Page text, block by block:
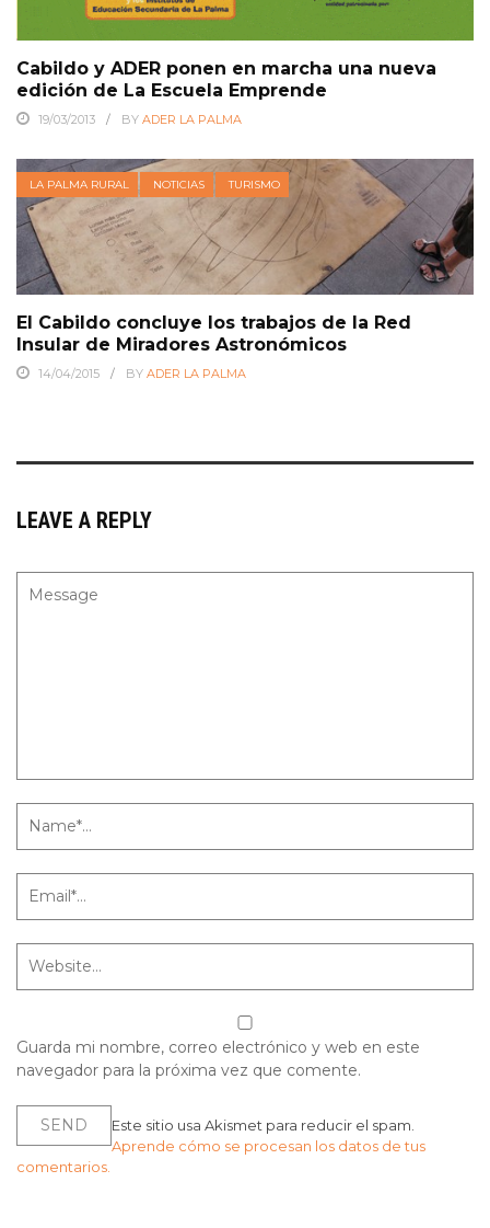
Cabildo y ADER ponen en marcha una nueva
edición de La Escuela Emprende
19/03/2013 BY ADER LA PALMA
LA PALMA RURAL NOTICIAS TURISMO
El Cabildo concluye los trabajos de la Red
Insular de Miradores Astronómicos
14/04/2015 BY ADER LA PALMA
LEAVE A REPLY
Guarda mi nombre, correo electrónico y web en este
navegador para la próxima vez que comente.
Este sitio usa Akismet para reducir el spam.
Aprende cómo se procesan los datos de tus
comentarios.